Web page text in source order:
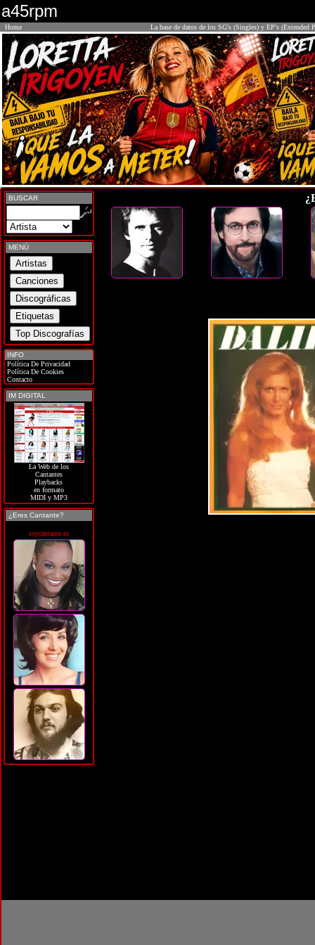
a45rpm
Home La base de datos de los SG's (Singles) y EP's (Extended
BUSCAR
MENÚ
INFO
Política De Privacidad
Política De Cookies
Contacto
IM DIGITAL
La Web de los
Cantantes
Playbacks
en formato
MIDI y MP3
¿Eres Cantante?
soycantante.es